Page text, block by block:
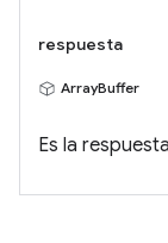
respuesta
ArrayBuffer
Es la